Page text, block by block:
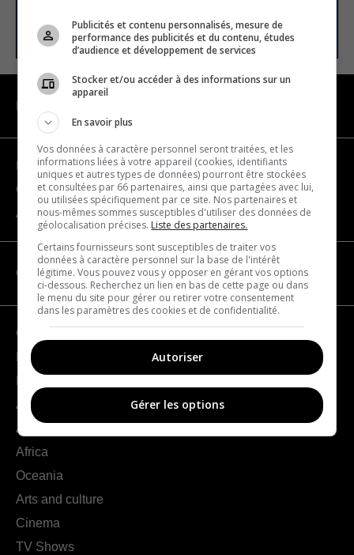
SUBSCRIBE
Become a partner
Contact us
About us
CATEGORIES
Geography
France
Americas
Asia
Africa
Oceania
Arts and culture
Cinema
TV Shows
Publicités et contenu personnalisés, mesure de
performance des publicités et du contenu, études
d’audience et développement de services
Stocker et/ou accéder à des informations sur un
appareil
En savoir plus
Vos données à caractère personnel seront traitées, et les
informations liées à votre appareil (cookies, identifiants
uniques et autres types de données) pourront être stockées
et consultées par 66 partenaires, ainsi que partagées avec lui,
ou utilisées spécifiquement par ce site. Nos partenaires et
nous-mêmes sommes susceptibles d'utiliser des données de
géolocalisation précises. Liste des partenaires.
Certains fournisseurs sont susceptibles de traiter vos
données à caractère personnel sur la base de l'intérêt
légitime. Vous pouvez vous y opposer en gérant vos options
ci-dessous. Recherchez un lien en bas de cette page ou dans
le menu du site pour gérer ou retirer votre consentement
dans les paramètres des cookies et de confidentialité.
Autoriser
Gérer les options